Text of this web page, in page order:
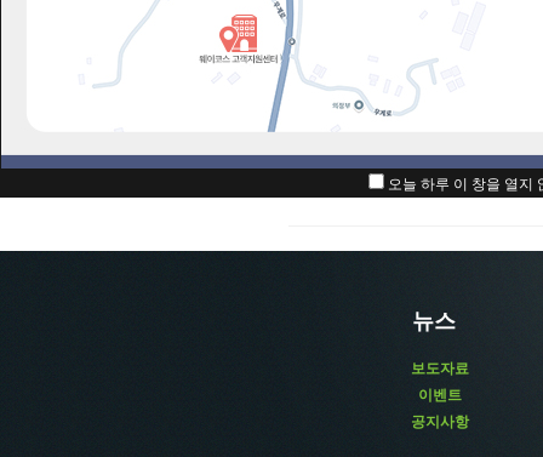
오늘 하루 이 창을 열지
아이디/패스
뉴스
보도자료
이벤트
공지사항